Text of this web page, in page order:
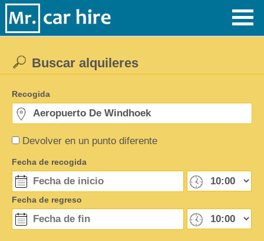
Devolver en un punto diferente
Buscar alquileres
Recogida
Fecha de recogida
Fecha de regreso